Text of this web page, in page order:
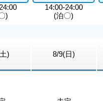
)
14:00-24:00
(泊〇)
) 8/9(日)